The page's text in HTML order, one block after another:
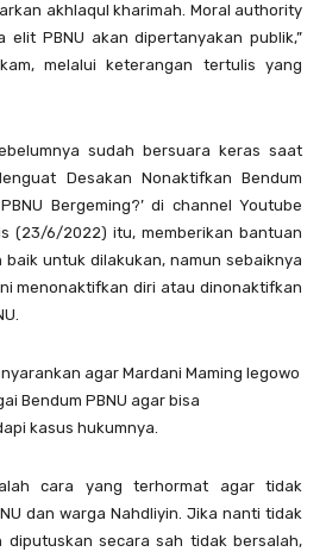
akhlaqul kharimah. Moral authority
PBNU akan dipertanyakan publik,”
melalui keterangan tertulis yang
sudah bersuara keras saat
Desakan Nonaktifkan Bendum
Bergeming?’ di channel Youtube
(23/6/2022) itu, memberikan bantuan
untuk dilakukan, namun sebaiknya
menonaktifkan diri atau dinonaktifkan
agar Mardani Maming legowo
Bendum PBNU agar bisa
kasus hukumnya.
cara yang terhormat agar tidak
dan warga Nahdliyin. Jika nanti tidak
diputuskan secara sah tidak bersalah,